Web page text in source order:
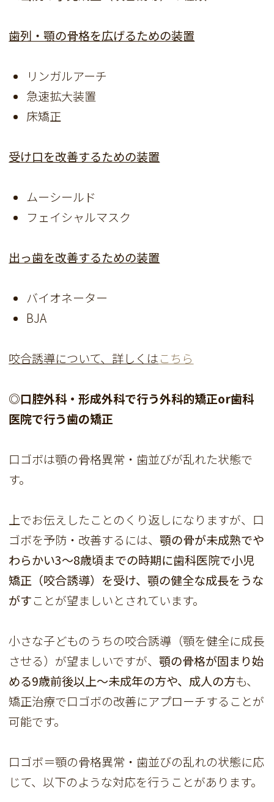
歯列・顎の骨格を広げるための装置
リンガルアーチ
急速拡大装置
床矯正
受け口を改善するための装置
ムーシールド
フェイシャルマスク
出っ歯を改善するための装置
バイオネーター
BJA
咬合誘導について、詳しくはこちら
◎口腔外科・形成外科で行う外科的矯正or歯科
医院で行う歯の矯正
口ゴボは顎の骨格異常・歯並びが乱れた状態で
す。
上でお伝えしたことのくり返しになりますが、口
ゴボを予防・改善するには、顎の骨が未成熟でや
わらかい3～8歳頃までの時期に歯科医院で小児
矯正（咬合誘導）を受け、顎の健全な成長をうな
がすことが望ましいとされています。
小さな子どものうちの咬合誘導（顎を健全に成長
させる）が望ましいですが、顎の骨格が固まり始
める9歳前後以上～未成年の方や、成人の方も、
矯正治療で口ゴボの改善にアプローチすることが
可能です。
口ゴボ＝顎の骨格異常・歯並びの乱れの状態に応
じて、以下のような対応を行うことがあります。